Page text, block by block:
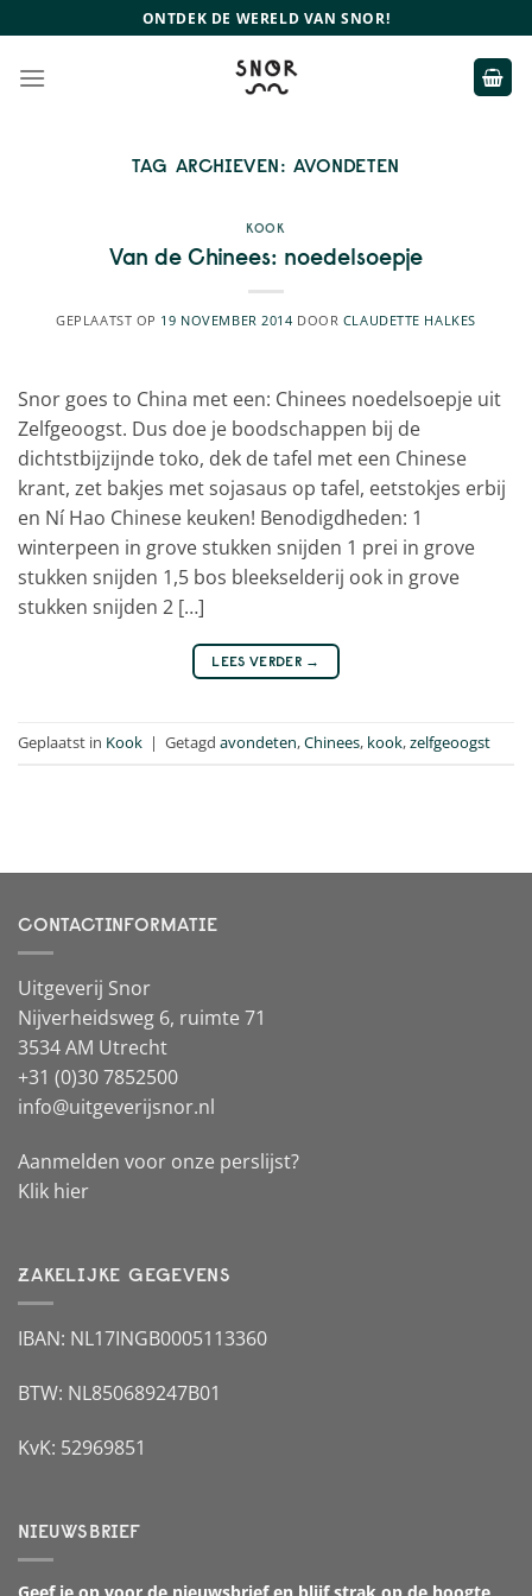
naar
inhoud
ONTDEK DE WERELD VAN SNOR!
TAG ARCHIEVEN:AVONDETEN
KOOK
Van de Chinees: noedelsoepje
GEPLAATST OP 19 NOVEMBER 2014 DOOR CLAUDETTE HALKES
Snor goes to China met een: Chinees noedelsoepje uit
Zelfgeoogst. Dus doe je boodschappen bij de
dichtstbijzijnde toko, dek de tafel met een Chinese
krant, zet bakjes met sojasaus op tafel, eetstokjes erbij
en Ní Hao Chinese keuken! Benodigdheden: 1
winterpeen in grove stukken snijden 1 prei in grove
stukken snijden 1,5 bos bleekselderij ook in grove
stukken snijden 2 […]
LEES VERDER →
Geplaatst in Kook | Getagd avondeten,Chinees, kook,zelfgeoogst
CONTACTINFORMATIE
Uitgeverij Snor
Nijverheidsweg 6, ruimte 71
3534 AM Utrecht
+31 (0)30 7852500
info@uitgeverijsnor.nl
Aanmelden voor onze perslijst?
Klik hier
ZAKELIJKE GEGEVENS
IBAN: NL17INGB0005113360
BTW: NL850689247B01
KvK: 52969851
NIEUWSBRIEF